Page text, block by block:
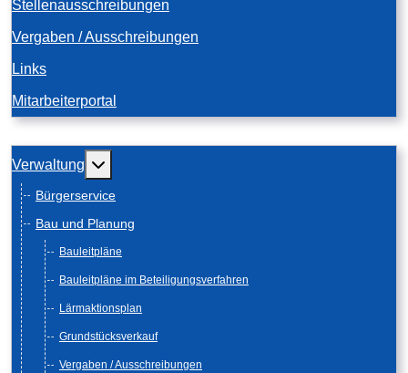
Stellenausschreibungen
Vergaben / Ausschreibungen
Links
Mitarbeiterportal
Verwaltung Weitere Informationen: Verwaltung
Bürgerservice
Bau und Planung
Bauleitpläne
Bauleitpläne im Beteiligungsverfahren
Lärmaktionsplan
Grundstücksverkauf
Vergaben / Ausschreibungen